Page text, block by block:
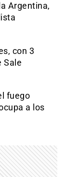
Argentina,
con 3
Sale
fuego
a los